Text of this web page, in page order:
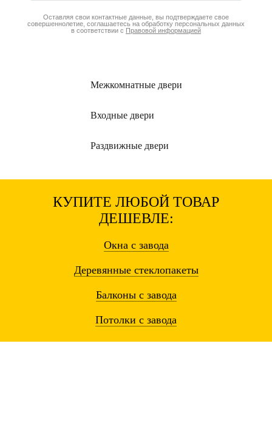
Оставляя свои контактные данные, вы подтверждаете свое
совершеннолетие, соглашаетесь на обработку персональных данных
в соответствии с Правовой информацией
Межкомнатные двери
Входные двери
Раздвижные двери
КУПИТЕ ЛЮБОЙ ТОВАР
ДЕШЕВЛЕ:
Окнас завода
Деревянные стеклопакеты
Балконы с завода
Потолки с завода